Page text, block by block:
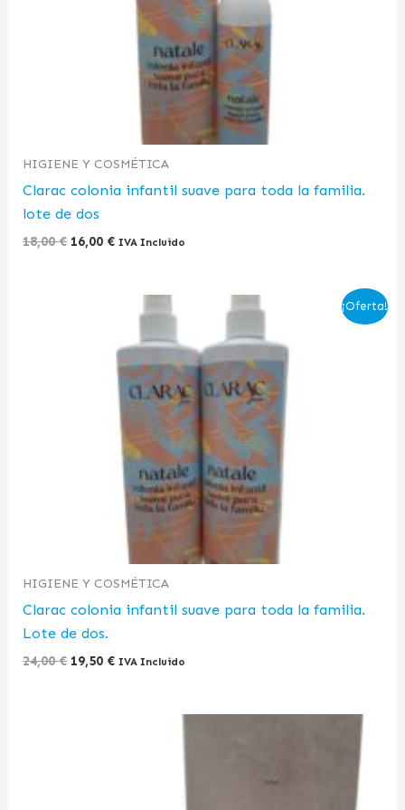
HIGIENE Y COSMÉTICA
Clarac colonia infantil suave para toda la familia.
lote de dos
18,00€ 16,00 € IVA Incluido
¡Oferta!
HIGIENE Y COSMÉTICA
Clarac colonia infantil suave para toda la familia.
Lote de dos.
24,00€
24,00 €.
19,50 €
precio
actual
es:
19,50 €.
IVA Incluido